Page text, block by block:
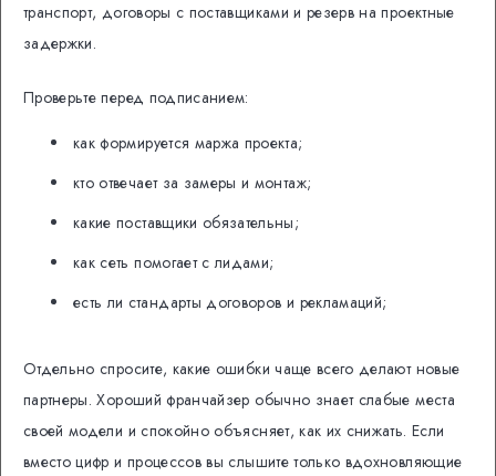
транспорт, договоры с поставщиками и резерв на проектные
задержки.
Проверьте перед подписанием:
как формируется маржа проекта;
кто отвечает за замеры и монтаж;
какие поставщики обязательны;
как сеть помогает с лидами;
есть ли стандарты договоров и рекламаций;
Отдельно спросите, какие ошибки чаще всего делают новые
партнеры. Хороший франчайзер обычно знает слабые места
своей модели и спокойно объясняет, как их снижать. Если
вместо цифр и процессов вы слышите только вдохновляющие